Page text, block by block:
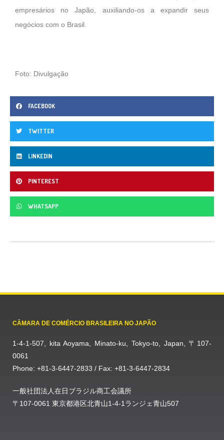
empresários no Japão, auxiliando-os a expandir seus
negócios com o Brasil.
Foto: Divulgação
FACEBOOK
TWITTER
LINKEDIN
PINTEREST
WHATSAPP
CÂMARA DE COMÉRCIO BRASILEIRA NO JAPÃO
1-4-1-507, kita Aoyama, Minato-ku, Tokyo-to, Japan, 〒107-
0061
Phone: +81-3-6447-2833 / Fax: +81-3-6447-2834
一般社団法人在日ブラジル商工会議所
〒107-0061 東京都港区北青山1-4-1ランジェ青山507